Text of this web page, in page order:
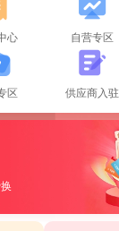
心 自营专区
区 供应商入驻